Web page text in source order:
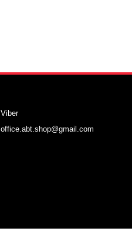
Viber
office.abt.shop@gmail.com